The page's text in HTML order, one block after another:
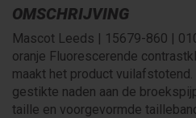
OMSCHRIJVING
Mascot Leeds | 15679-860 |
oranje Fluorescerende
maakt het product
gestikte naden aan de
taille en voorgevormde